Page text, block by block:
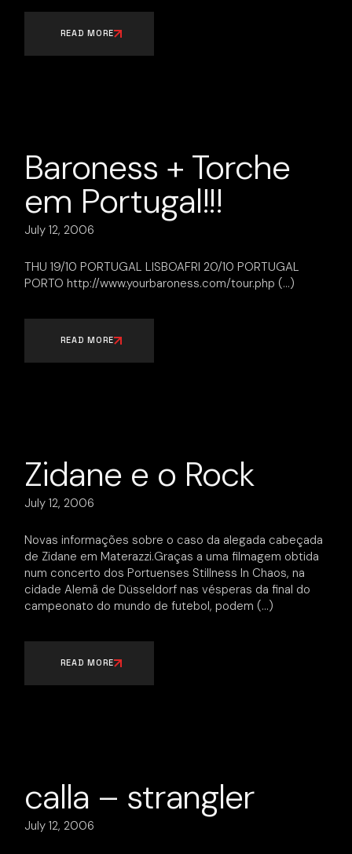
READ MORE
Baroness + Torche
em Portugal!!!
July 12, 2006
THU 19/10 PORTUGAL LISBOAFRI 20/10 PORTUGAL
PORTO http://www.yourbaroness.com/tour.php
READ MORE
Zidane e o Rock
July 12, 2006
Novas informações sobre o caso da alegada cabeçada
de Zidane em Materazzi.Graças a uma filmagem obtida
num concerto dos Portuenses Stillness In Chaos, na
cidade Alemã de Düsseldorf nas vésperas da final do
campeonato do mundo de futebol, podem
READ MORE
calla – strangler
July 12, 2006